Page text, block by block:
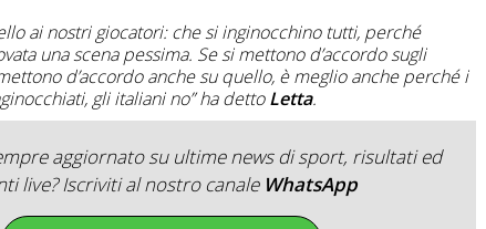
ai nostri giocatori: che si inginocchino tutti, perché
una scena pessima. Se si mettono d’accordo sugli
d’accordo anche su quello, è meglio anche perché i
gli italiani no” ha dettoLetta.
aggiornato su ultime news di sport, risultati ed
live? Iscriviti al nostro canale WhatsApp